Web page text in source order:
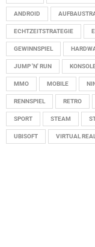
ANDROID
ECHTZEITSTRATEGIE
GEWINNSPIEL
JUMP 'N' RUN
MMO MOBILE
RENNSPIEL RETRO
SPORT STEAM
UBISOFT VIRTUAL